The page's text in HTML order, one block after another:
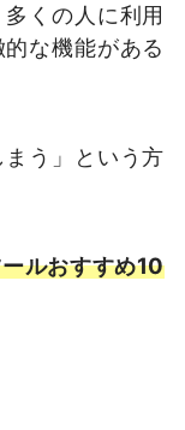
くの人に利用
な機能がある
まう」という方
ルおすすめ10